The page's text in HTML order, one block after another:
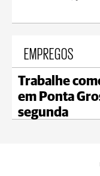
EMPREGOS
Trabalhe
em Ponta
segunda